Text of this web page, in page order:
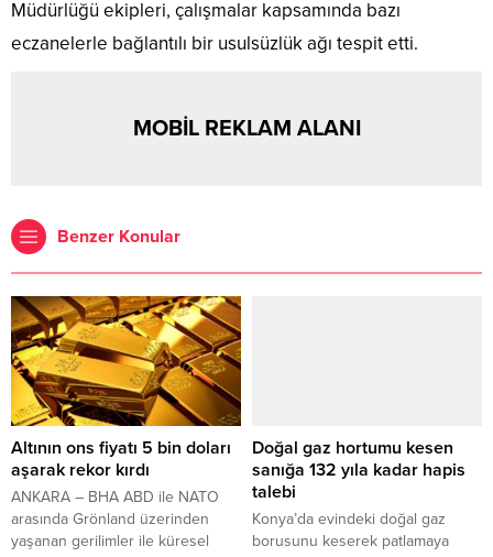
Müdürlüğü ekipleri, çalışmalar kapsamında bazı
eczanelerle bağlantılı bir usulsüzlük ağı tespit etti.
MOBİL REKLAM ALANI
Benzer Konular
Altının ons fiyatı 5 bin doları
aşarak rekor kırdı
ANKARA – BHA ABD ile NATO
arasında Grönland üzerinden
yaşanan gerilimler ile küresel
Doğal gaz hortumu kesen
sanığa 132 yıla kadar hapis
talebi
Konya’da evindeki doğal gaz
borusunu keserek patlamaya